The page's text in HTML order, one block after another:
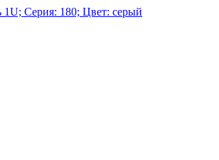
Серия: 180; Цвет: серый